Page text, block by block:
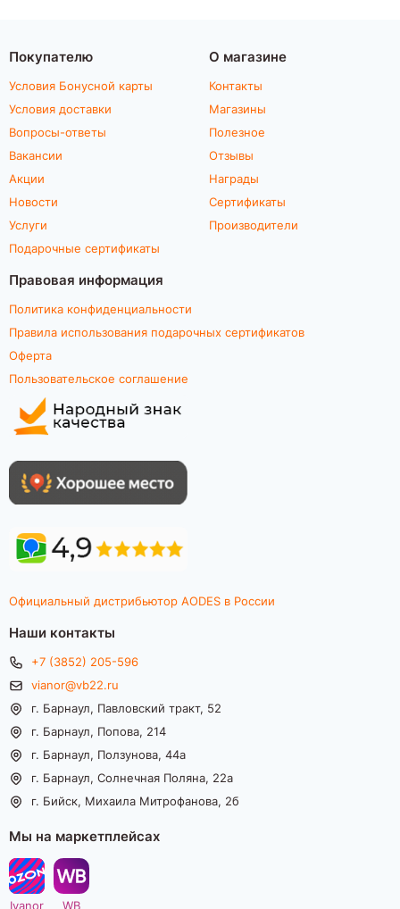
Покупателю
Условия Бонусной карты
Условия доставки
Вопросы-ответы
Вакансии
Акции
Новости
Услуги
Подарочные сертификаты
О магазине
Контакты
Магазины
Полезное
Отзывы
Награды
Сертификаты
Производители
Правовая информация
Политика конфиденциальности
Правила использования подарочных сертификатов
Оферта
Пользовательское соглашение
Официальный дистрибьютор AODES в России
Наши контакты
+7 (3852) 205-596
vianor@vb22.ru
г. Барнаул, Павловский тракт, 52
г. Барнаул, Попова, 214
г. Барнаул, Ползунова, 44а
г. Барнаул, Солнечная Поляна, 22а
г. Бийск, Михаила Митрофанова, 2б
Мы на маркетплейсах
Ivanor WB